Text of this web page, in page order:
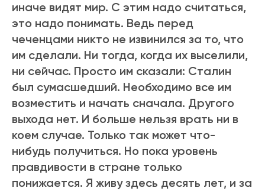
иначе видят мир. С этим надо считаться,
это надо понимать. Ведь перед
чеченцами никто не извинился за то, что
им сделали. Ни тогда, когда их выселили,
ни сейчас. Просто им сказали: Сталин
был сумасшедший. Необходимо все им
возместить и начать сначала. Другого
выхода нет. И больше нельзя врать ни в
коем случае. Только так может что-
нибудь получиться. Но пока уровень
правдивости в стране только
понижается. Я живу здесь десять лет, и за